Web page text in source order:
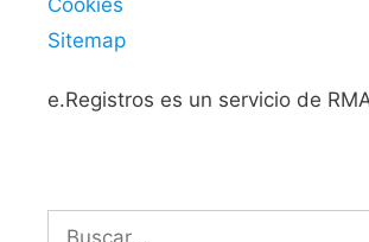
Sitemap
e.Registros es un servicio de